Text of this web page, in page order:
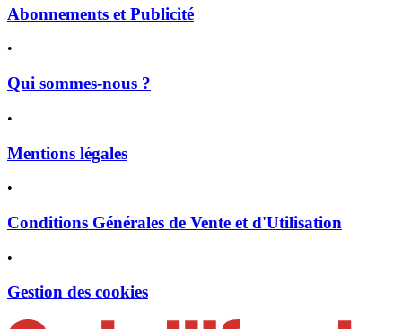
Abonnements et Publicité
•
Qui sommes-nous ?
•
Mentions légales
•
Conditions Générales de Vente et d'Utilisation
•
Gestion des cookies